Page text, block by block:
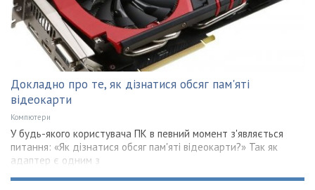
Докладно про те, як дізнатися обсяг пам'яті
відеокарти
Компютери
У будь-якого користувача ПК в певний момент з'являється
питання: «Як дізнатися обсяг пам'яті відеокарти?» Так як
адаптер є одним з